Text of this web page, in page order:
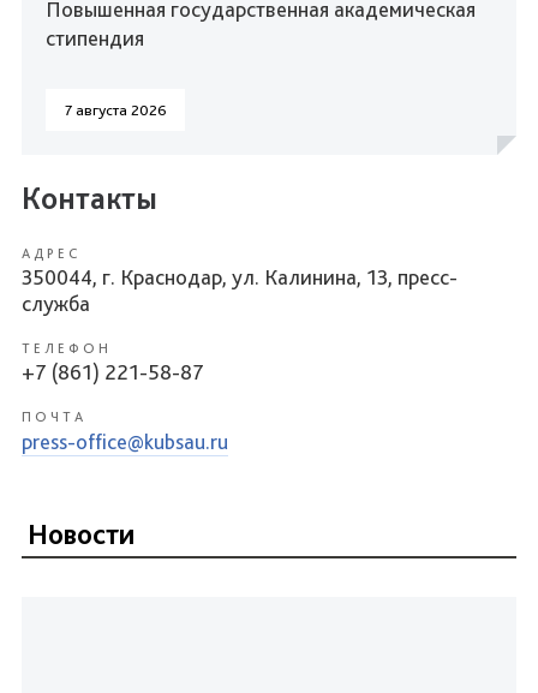
Повышенная государственная академическая
стипендия
7 августа 2026
Контакты
АДРЕС
350044, г. Краснодар, ул. Калинина, 13, пресс-
служба
ТЕЛЕФОН
+7 (861) 221-58-87
ПОЧТА
press-office@kubsau.ru
Новости